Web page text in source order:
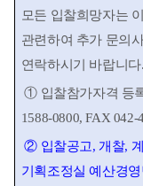
모든 입찰희망자는
관련하여 추가 문의
연락하시기 바랍니다.
① 입찰참가자격 등
1588-0800, FAX 042-
② 입찰공고, 개찰,
기획조정실 예산경영